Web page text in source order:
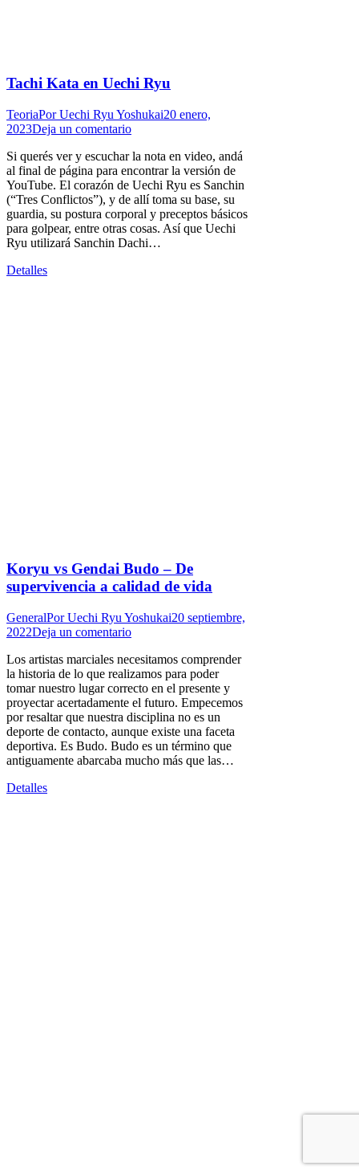
Tachi Kata en Uechi Ryu
TeoriaPorUechi Ryu Yoshukai20 enero,
2023Deja un comentario
Si querés ver y escuchar la nota en video, andá
al final de página para encontrar la versión de
YouTube. El corazón de Uechi Ryu es Sanchin
(“Tres Conflictos”), y de allí toma su base, su
guardia, su postura corporal y preceptos básicos
para golpear, entre otras cosas. Así que Uechi
Ryu utilizará Sanchin Dachi…
Detalles
Koryu vs Gendai Budo – De
supervivencia a calidad de vida
GeneralPorUechi Ryu Yoshukai20 septiembre,
2022Deja un comentario
Los artistas marciales necesitamos comprender
la historia de lo que realizamos para poder
tomar nuestro lugar correcto en el presente y
proyectar acertadamente el futuro. Empecemos
por resaltar que nuestra disciplina no es un
deporte de contacto, aunque existe una faceta
deportiva. Es Budo. Budo es un término que
antiguamente abarcaba mucho más que las…
Detalles